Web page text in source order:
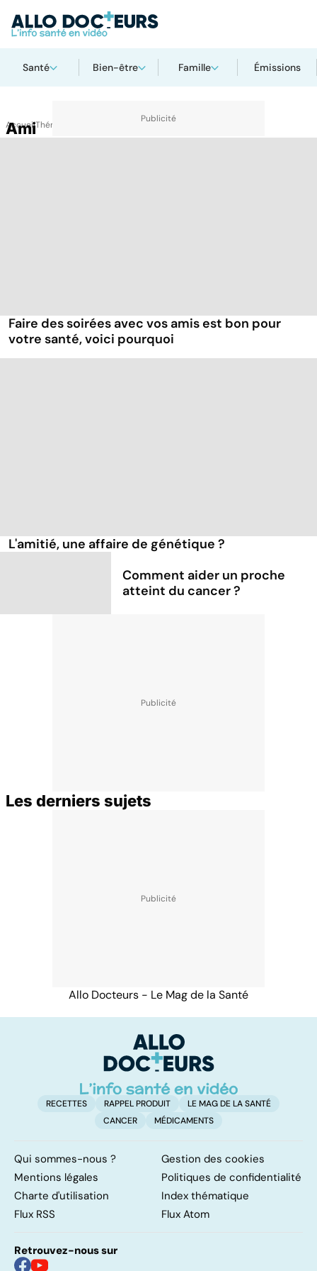
Santé Bien-être Famille Émissions
AccueilThématiques
Ami
Faire des soirées avec vos amis est bon pour
votre santé, voici pourquoi
L'amitié, une affaire de génétique ?
Comment aider un proche
atteint du cancer ?
Les derniers sujets
Allo Docteurs - Le Mag de la Santé
RECETTES RAPPEL PRODUIT
LE MAG DE LA SANTÉ
CANCER
MÉDICAMENTS
Qui sommes-nous ?
Gestion des cookies
Mentions légales
Politiques de confidentialité
Charte d'utilisation
Index thématique
Flux RSS
Flux Atom
Retrouvez-nous sur